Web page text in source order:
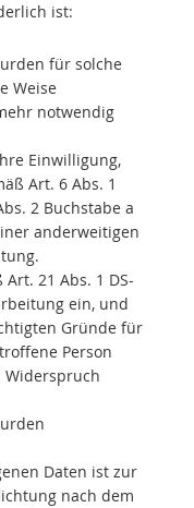
ist:
für solche
Weise
notwendig
Einwilligung,
Art. 6 Abs. 1
2 Buchstabe a
anderweitigen
21 Abs. 1 DS-
ein, und
Gründe für
Person
Widerspruch
Daten ist zur
nach dem